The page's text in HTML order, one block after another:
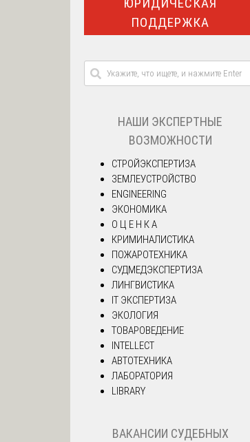
ПОДДЕРЖКА
НАШИ ЭКСПЕРТНЫЕ
ВОЗМОЖНОСТИ
СТРОЙЭКСПЕРТИЗА
ЗЕМЛЕУСТРОЙСТВО
ENGINEERING
ЭКОНОМИКА
О Ц Е Н К А
КРИМИНАЛИСТИКА
ПОЖАРОТЕХНИКА
СУДМЕДЭКСПЕРТИЗА
ЛИНГВИСТИКА
IT ЭКСПЕРТИЗА
ЭКОЛОГИЯ
ТОВАРОВЕДЕНИЕ
INTELLECT
АВТОТЕХНИКА
ЛАБОРАТОРИЯ
LIBRARY
ВАКАНСИИ СУДЕБНЫХ